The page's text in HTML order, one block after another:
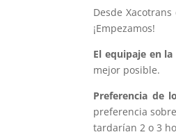
Desde
¡Empezamos!
El equipaje en la
mejor posible.
Preferencia de
preferencia
tardarían 2 o 3